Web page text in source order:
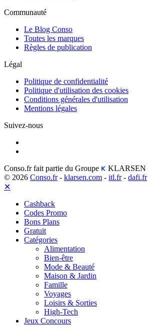
Communauté
Le Blog Conso
Toutes les marques
Règles de publication
Légal
Politique de confidentialité
Politique d'utilisation des cookies
Conditions générales d'utilisation
Mentions légales
Suivez-nous
Conso.fr fait partie du Groupe
KLARSEN
© 2026 Conso.fr- klarsen.com - itl.fr- dafi.fr
✕
Cashback
Codes Promo
Bons Plans
Gratuit
Catégories
Alimentation
Bien-être
Mode & Beauté
Maison & Jardin
Famille
Voyages
Loisirs & Sorties
High-Tech
Jeux Concours